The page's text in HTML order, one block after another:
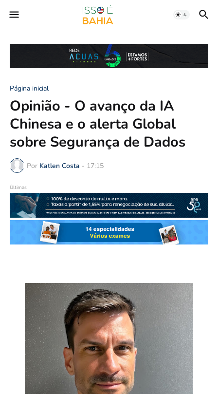
Página inicial
Opinião - O avanço da IA
Chinesa e o alerta Global
sobre Segurança de Dados
Por Katlen Costa - 17:15
Últimas